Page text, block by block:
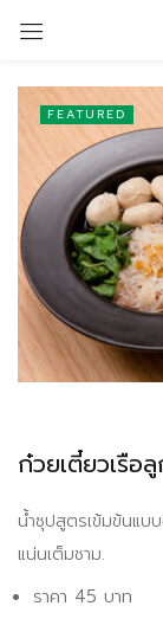
FEATURED
ก๋วยเตี๋ยวเรือ
น้ำซุปสูตรเข้มข้นแบ
แน่นเต็มชาม.
ราคา 45 บาท